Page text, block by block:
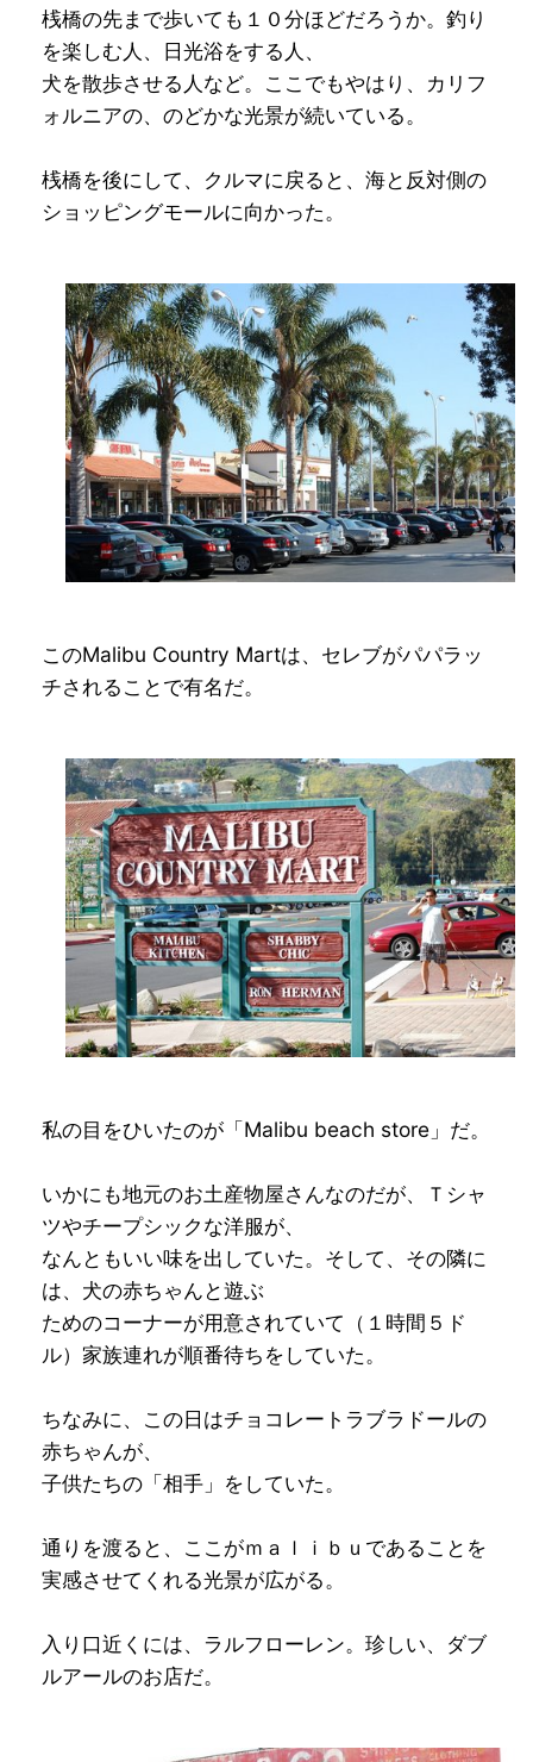
桟橋の先まで歩いても１０分ほどだろうか。釣り
を楽しむ人、日光浴をする人、
犬を散歩させる人など。ここでもやはり、カリフ
ォルニアの、のどかな光景が続いている。
桟橋を後にして、クルマに戻ると、海と反対側の
ショッピングモールに向かった。
このMalibu Country Martは、セレブがパパラッ
チされることで有名だ。
私の目をひいたのが「Malibu beach store」だ。
いかにも地元のお土産物屋さんなのだが、Ｔシャ
ツやチープシックな洋服が、
なんともいい味を出していた。そして、その隣に
は、犬の赤ちゃんと遊ぶ
ためのコーナーが用意されていて（１時間５ド
ル）家族連れが順番待ちをしていた。
ちなみに、この日はチョコレートラブラドールの
赤ちゃんが、
子供たちの「相手」をしていた。
通りを渡ると、ここがｍａｌｉｂｕであることを
実感させてくれる光景が広がる。
入り口近くには、ラルフローレン。珍しい、ダブ
ルアールのお店だ。